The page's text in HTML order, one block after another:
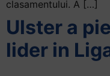
clasamentului. A […]
Ulster a
lider in